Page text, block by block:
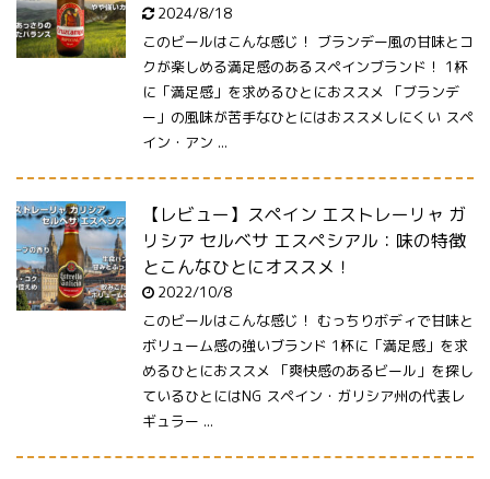
2024/8/18
このビールはこんな感じ！ ブランデー風の甘味とコ
クが楽しめる満足感のあるスペインブランド！ 1杯
に「満足感」を求めるひとにおススメ 「ブランデ
ー」の風味が苦手なひとにはおススメしにくい スペ
イン・アン ...
【レビュー】スペイン エストレーリャ ガ
リシア セルベサ エスペシアル：味の特徴
とこんなひとにオススメ！
2022/10/8
このビールはこんな感じ！ むっちりボディで甘味と
ボリューム感の強いブランド 1杯に「満足感」を求
めるひとにおススメ 「爽快感のあるビール」を探し
ているひとにはNG スペイン・ガリシア州の代表レ
ギュラー ...